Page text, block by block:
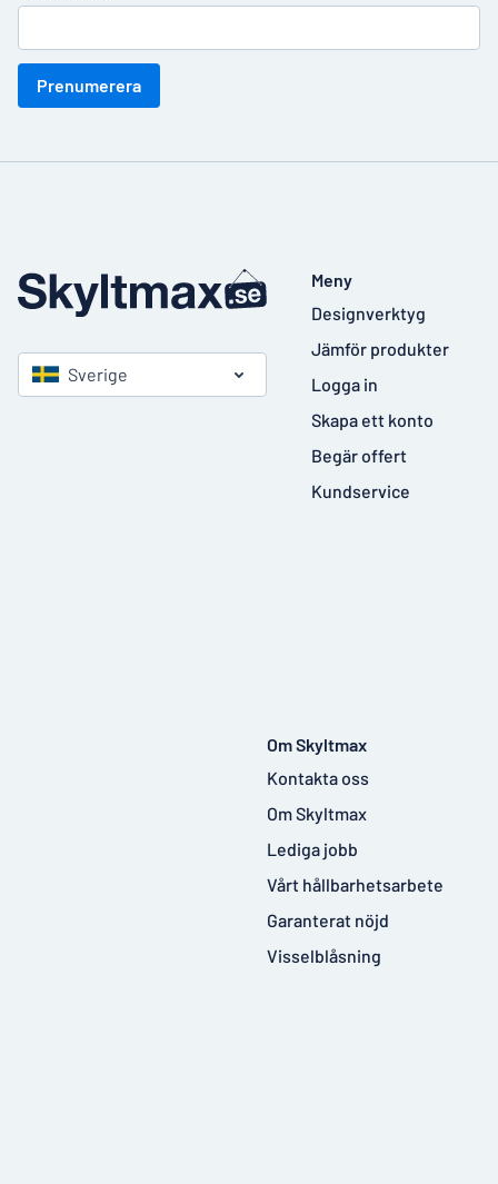
Prenumerera
Sverige
Meny
Designverktyg
Jämför produkter
Logga in
Skapa ett konto
Begär offert
Kundservice
Om Skyltmax
Kontakta oss
Om Skyltmax
Lediga jobb
Vårt hållbarhetsarbete
Garanterat nöjd
Visselblåsning